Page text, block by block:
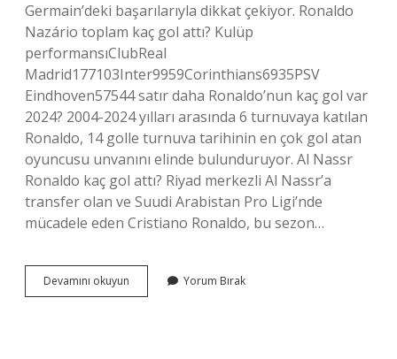
Germain’deki başarılarıyla dikkat çekiyor. Ronaldo
Nazário toplam kaç gol attı? Kulüp
performansıClubReal
Madrid177103Inter9959Corinthians6935PSV
Eindhoven57544 satır daha Ronaldo’nun kaç gol var
2024? 2004-2024 yılları arasında 6 turnuvaya katılan
Ronaldo, 14 golle turnuva tarihinin en çok gol atan
oyuncusu unvanını elinde bulunduruyor. Al Nassr
Ronaldo kaç gol attı? Riyad merkezli Al Nassr’a
transfer olan ve Suudi Arabistan Pro Ligi’nde
mücadele eden Cristiano Ronaldo, bu sezon…
Devamını okuyun Ronaldo
Kaç
Yorum Bırak